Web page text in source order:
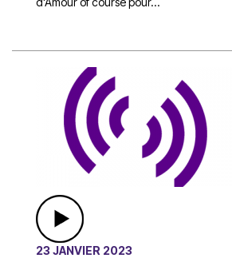
23 JANVIER 2023